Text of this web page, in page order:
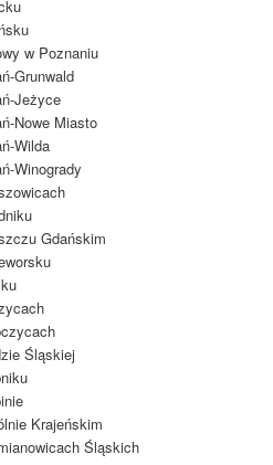
w Poznaniu
Grunwald
Jeżyce
Nowe Miasto
Wilda
Winogrady
Gdańskim
Śląskiej
Krajeńskim
Śląskich